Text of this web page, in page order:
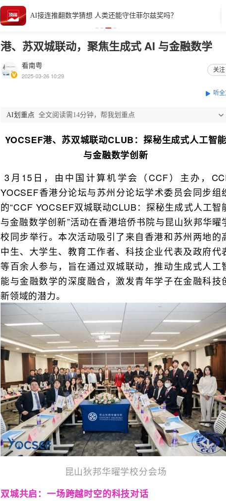
AI接连推翻数学猜想 人类还能守住菲尔兹奖吗？
港、苏双城联动，聚焦生成式 AI 与金融数学
看南粤
2025-03-26 10:29
关注
听
AI划重点 全文阅读需14分钟，帮我划重点
YOCSEF港、苏双城联动CLUB：探秘生成式人工智
与金融数学创新
3月15日，由中国计算机学会（CCF）主办，
YOCSEF香港分论坛与苏州分论坛学术委员会同步组
的“CCF YOCSEF双城联动CLUB：探秘生成式人工智
与金融数学创新”活动在香港培侨书院与昆山狄邦华曜
校同步举行。本次活动吸引了来自香港和苏州两地的
中生、大学生、教育工作者、科技企业代表及政府代
等百余人参与，旨在通过双城联动，推动生成式人工
能与金融数学的深度融合，激发青年学子在金融科技
新领域的潜力。
昆山狄邦华曜学校分会场
双城共启：一场跨越时空的科技对话